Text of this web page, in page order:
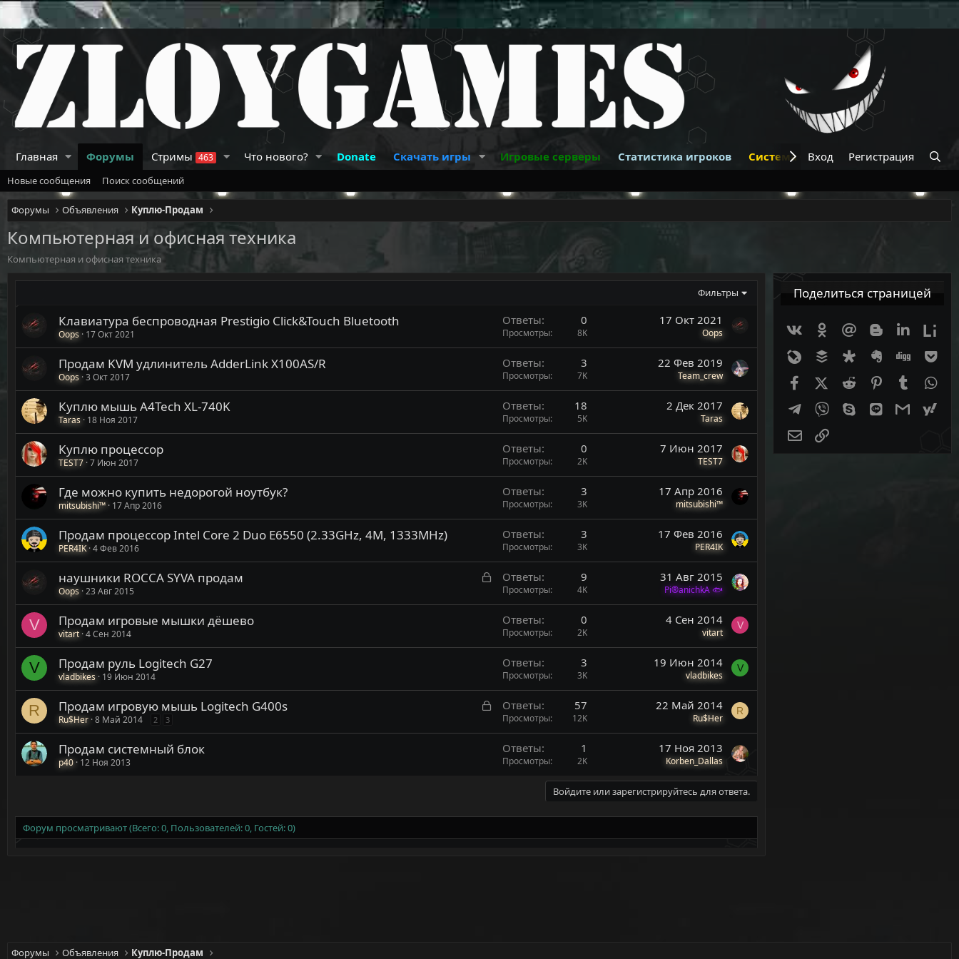
Главная Форумы Стримы 463 Что нового? Donate Скачать игры Игровые серверы Статистика игроков Система банов Купить VIP
Вход Регистрация
Новые сообщения Поиск сообщений
Форумы Объявления Куплю-Продам
Компьютерная и офисная техника
Компьютерная и офисная техника
Фильтры
Клавиатура беспроводная Prestigio Click&Touch Bluetooth
Oops 17 Окт 2021
Ответы 0
Просмотры 8K
17 Окт 2021
Oops
Продам KVM удлинитель AdderLink X100AS/R
Oops 3 Окт 2017
Ответы 3
Просмотры 7K
22 Фев 2019
Team_crew
Куплю мышь A4Tech XL-740K
Taras 18 Ноя 2017
Ответы 18
Просмотры 5K
2 Дек 2017
Taras
Куплю процессор
TEST7 7 Июн 2017
Ответы 0
Просмотры 2K
7 Июн 2017
TEST7
Где можно купить недорогой ноутбук?
mitsubishi™ 17 Апр 2016
Ответы 3
Просмотры 3K
17 Апр 2016
mitsubishi™
Продам процессор Intel Core 2 Duo E6550 (2.33GHz, 4M, 1333MHz)
PER4IK 4 Фев 2016
Ответы 3
Просмотры 3K
17 Фев 2016
PER4IK
З
к
т
наушники ROCCA SYVA продам
Oops 23 Авг 2015
Ответы 9
Просмотры 4K
31 Авг 2015
Pi®anichkA 🐟
V Продам игровые мышки дёшево
vitart 4 Сен 2014
Ответы 0
Просмотры 2K
4 Сен 2014
vitart
V
V Продам руль Logitech G27
vladbikes 19 Июн 2014
Ответы 3
Просмотры 3K
19 Июн 2014
vladbikes
V
R
З
к
Продам игровую мышь Logitech G400s
Ru$Her 8 Май 2014 2 3
Ответы 57
Просмотры 12K
22 Май 2014
Ru$Her
R
Продам системный блок
p40 12 Ноя 2013
Ответы 1
Просмотры 2K
17 Ноя 2013
Korben_Dallas
Войдите или зарегистрируйтесь для ответа.
Форум просматривают (Всего: 0, Пользователей: 0, Гостей: 0)
Поделиться страницей
ВконтактеОдноклассники
Mail.ru BloggerLinkedin
Livejournal
Buffer DiasporaEvernoteDigg
FacebookX (Twitter)
Reddit PinterestTumblr
Telegram
Viber Skype Line Gmail
Электронная почта
Форумы Объявления Куплю-Продам